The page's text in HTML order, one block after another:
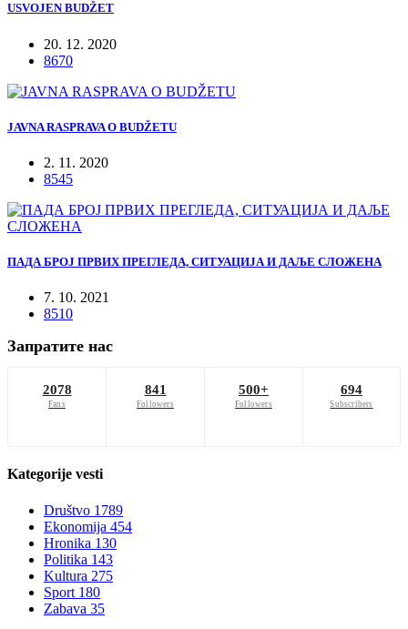
USVOJEN BUDŽET
20. 12. 2020
8670
JAVNA RASPRAVA O BUDŽETU
2. 11. 2020
8545
ПАДА БРОЈ ПРВИХ ПРЕГЛЕДА, СИТУАЦИЈА И ДАЉЕ СЛОЖЕНА
7. 10. 2021
8510
Запратите нас
2078
Fans
841
Followers
500+
Followers
694
Subscribers
Kategorije vesti
Društvo 1789
Ekonomija 454
Hronika 130
Politika 143
Kultura 275
Sport 180
Zabava 35